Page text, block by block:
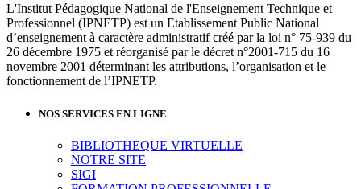
L'Institut Pédagogique National de l'Enseignement Technique et
Professionnel (IPNETP) est un Etablissement Public National
d’enseignement à caractère administratif créé par la loi n° 75-939 du
26 décembre 1975 et réorganisé par le décret n°2001-715 du 16
novembre 2001 déterminant les attributions, l’organisation et le
fonctionnement de l’IPNETP.
NOS SERVICES EN LIGNE
BIBLIOTHEQUE VIRTUELLE
NOTRE SITE
SIGI